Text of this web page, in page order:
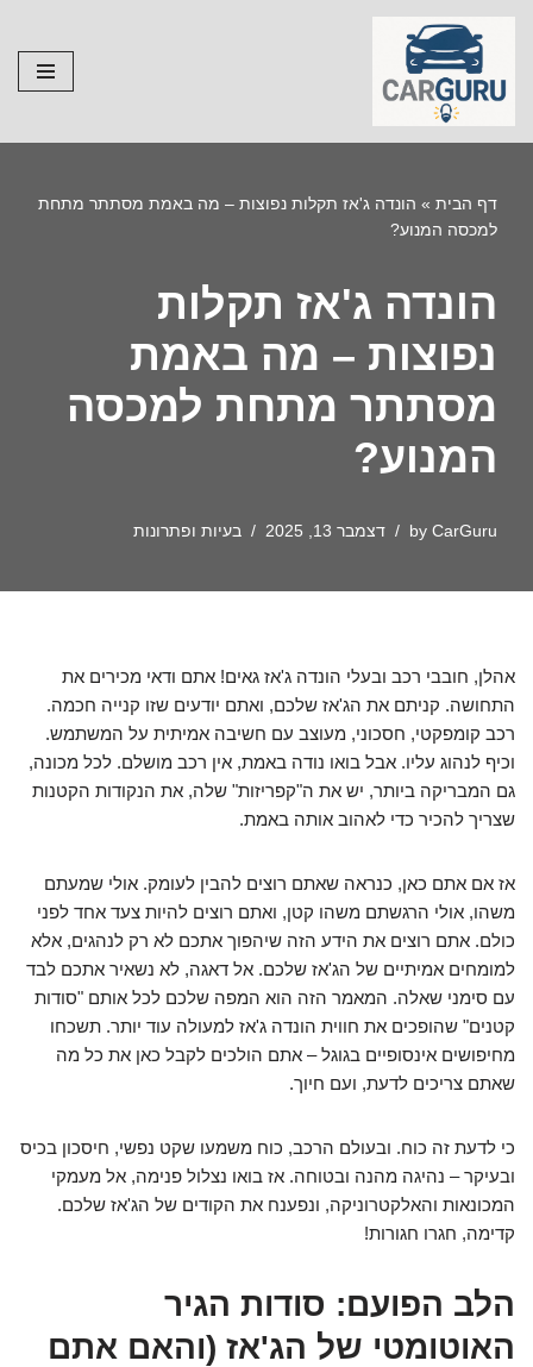
Skip
to
content
דף הבית » הונדה ג'אז תקלות נפוצות – מה באמת מסתתר מתחת
למכסה המנוע?
הונדה ג'אז תקלות
נפוצות – מה באמת
מסתתר מתחת למכסה
המנוע?
by CarGuru דצמבר 13, 2025 בעיות ופתרונות
אהלן, חובבי רכב ובעלי הונדה ג'אז גאים! אתם ודאי מכירים את
התחושה. קניתם את הג'אז שלכם, ואתם יודעים שזו קנייה חכמה.
רכב קומפקטי, חסכוני, מעוצב עם חשיבה אמיתית על המשתמש.
וכיף לנהוג עליו. אבל בואו נודה באמת, אין רכב מושלם. לכל מכונה,
גם המבריקה ביותר, יש את ה"קפריזות" שלה, את הנקודות הקטנות
שצריך להכיר כדי לאהוב אותה באמת.
אז אם אתם כאן, כנראה שאתם רוצים להבין לעומק. אולי שמעתם
משהו, אולי הרגשתם משהו קטן, ואתם רוצים להיות צעד אחד לפני
כולם. אתם רוצים את הידע הזה שיהפוך אתכם לא רק לנהגים, אלא
למומחים אמיתיים של הג'אז שלכם. אל דאגה, לא נשאיר אתכם לבד
עם סימני שאלה. המאמר הזה הוא המפה שלכם לכל אותם "סודות
קטנים" שהופכים את חווית הונדה ג'אז למעולה עוד יותר. תשכחו
מחיפושים אינסופיים בגוגל – אתם הולכים לקבל כאן את כל מה
שאתם צריכים לדעת, ועם חיוך.
כי לדעת זה כוח. ובעולם הרכב, כוח משמעו שקט נפשי, חיסכון בכיס
ובעיקר – נהיגה מהנה ובטוחה. אז בואו נצלול פנימה, אל מעמקי
המכונאות והאלקטרוניקה, ונפענח את הקודים של הג'אז שלכם.
קדימה, חגרו חגורות!
הלב הפועם: סודות הגיר
האוטומטי של הג'אז (והאם אתם